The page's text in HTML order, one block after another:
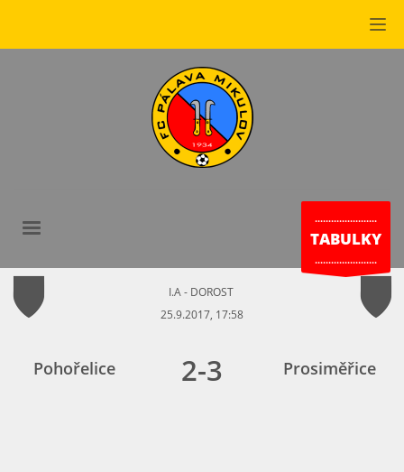
.......................
TABULKY
.......................
I.A - DOROST
25.9.2017, 17:58
Pohořelice 2-3 Prosiměřice